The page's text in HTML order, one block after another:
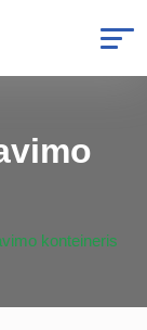
konteineris